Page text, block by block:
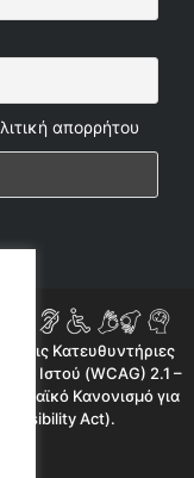
απορρήτου
τις Κατευθυντήριες
Ιστού (WCAG) 2.1 –
Κανονισμό για
Act).